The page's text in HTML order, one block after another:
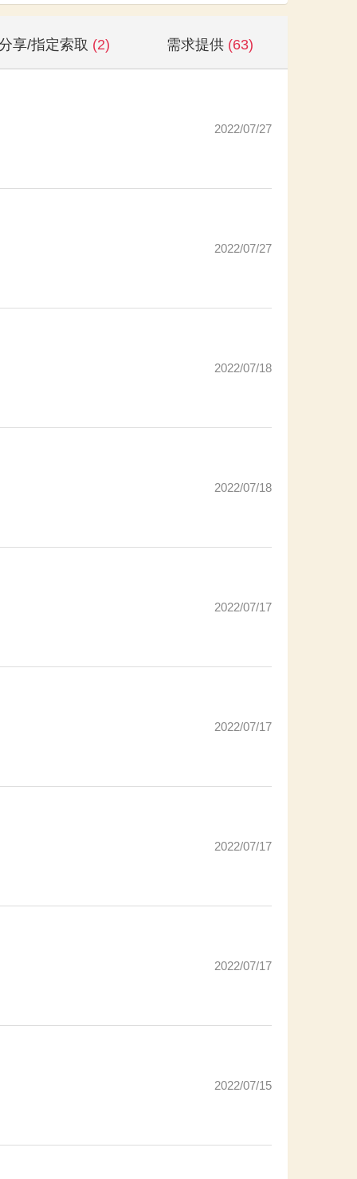
享/指定索取 (2) 需求提供 (63)
2022/07/27
2022/07/27
2022/07/18
2022/07/18
2022/07/17
2022/07/17
2022/07/17
2022/07/17
2022/07/15